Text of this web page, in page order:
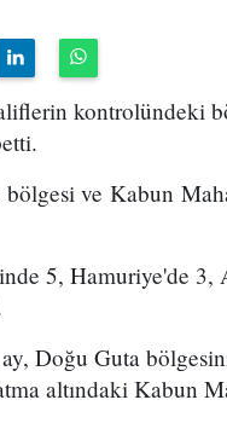
kontrolündeki
ve Kabun
5, Hamuriye'de 3,
Doğu Guta
altındaki Kabun